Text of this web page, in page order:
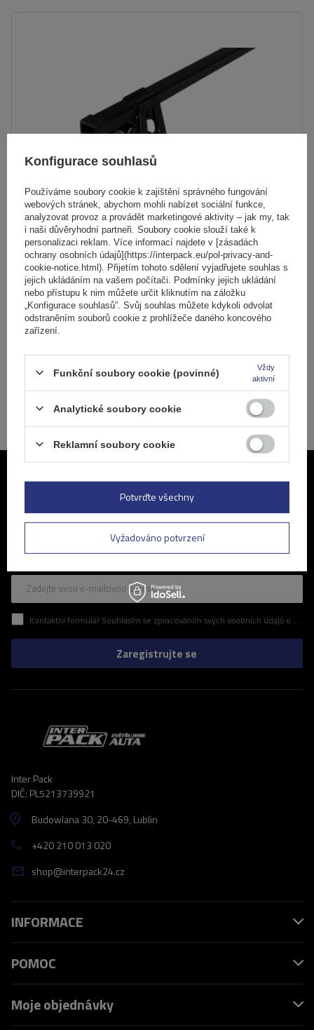
Střešní nosič Mont Blanc Supra 2
2 189,00 Kčs DPH
Produkt dostupný ve velkém množství
Přidat
do
košíku
Připojte se k nám
obchodě. Zní to zajímavě? Přihlaste se k odběru našeho newsletteru
a ujistěte se, že vám neunikne žádná z atraktivních nabídek, které pro
vás připravujeme.
Zadejte svou e-mailovou adresu
Kontaktní formulář Souhlasím se zpracováním svých osobních údajů obsažených v kontaktním formuláři v souladu s nařízením Evropského parlamentu a Rady (EU)
Zaregistrujte se
Inter Pack
DIČ: PL5213739921
Budowlana 30, 20-469, Lublin
+420 210 013 020
shop@interpack24.cz
INFORMACE
POMOC
Moje objednávky
Konfigurace souhlasů
Používáme soubory cookie k zajištění správného fungování
webových stránek, abychom mohli nabízet sociální funkce,
analyzovat provoz a provádět marketingové aktivity – jak my, tak
i naši důvěryhodní partneři. Soubory cookie slouží také k
personalizaci reklam. Více informací najdete v [zásadách
ochrany osobních údajů](https://interpack.eu/pol-privacy-and-
cookie-notice.html). Přijetím tohoto sdělení vyjadřujete souhlas s
jejich ukládáním na vašem počítači. Podmínky jejich ukládání
nebo přístupu k nim můžete určit kliknutím na záložku
„Konfigurace souhlasů”. Svůj souhlas můžete kdykoli odvolat
odstraněním souborů cookie z prohlížeče daného koncového
zařízení.
Funkční soubory cookie (povinné)
Vždy
aktivní
Analytické soubory cookie
Reklamní soubory cookie
Vyžadováno potvrzení
Potvrďte všechny